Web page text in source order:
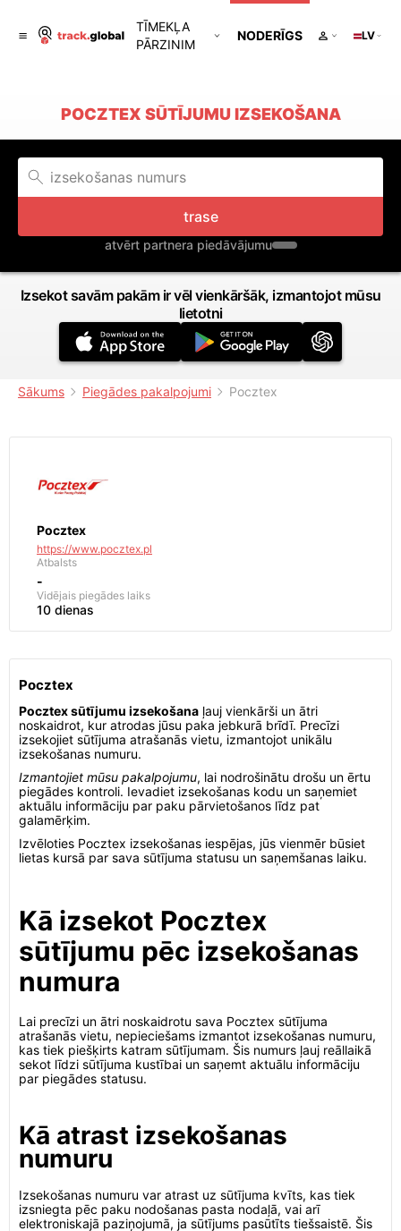
TĪMEKĻA
PĀRZINIM
NODERĪGS LV
POCZTEX SŪTĪJUMU IZSEKOŠANA
trase
atvērt partnera piedāvājumu
Izsekot savām pakām ir vēl vienkāršāk, izmantojot mūsu
lietotni
Sākums Piegādes pakalpojumi Pocztex
Pocztex
https://www.pocztex.pl
Atbalsts
-
Vidējais piegādes laiks
10 dienas
Pocztex
Pocztex sūtījumu izsekošana ļauj vienkārši un ātri
noskaidrot, kur atrodas jūsu paka jebkurā brīdī. Precīzi
izsekojiet sūtījuma atrašanās vietu, izmantojot unikālu
izsekošanas numuru.
Izmantojiet mūsu pakalpojumu, lai nodrošinātu drošu un ērtu
piegādes kontroli. Ievadiet izsekošanas kodu un saņemiet
aktuālu informāciju par paku pārvietošanos līdz pat
galamērķim.
Izvēloties Pocztex izsekošanas iespējas, jūs vienmēr būsiet
lietas kursā par sava sūtījuma statusu un saņemšanas laiku.
Kā izsekot Pocztex
sūtījumu pēc izsekošanas
numura
Lai precīzi un ātri noskaidrotu sava Pocztex sūtījuma
atrašanās vietu, nepieciešams izmantot izsekošanas numuru,
kas tiek piešķirts katram sūtījumam. Šis numurs ļauj reāllaikā
sekot līdzi sūtījuma kustībai un saņemt aktuālu informāciju
par piegādes statusu.
Kā atrast izsekošanas
numuru
Izsekošanas numuru var atrast uz sūtījuma kvīts, kas tiek
izsniegta pēc paku nodošanas pasta nodaļā, vai arī
elektroniskajā paziņojumā, ja sūtījums pasūtīts tiešsaistē. Šis